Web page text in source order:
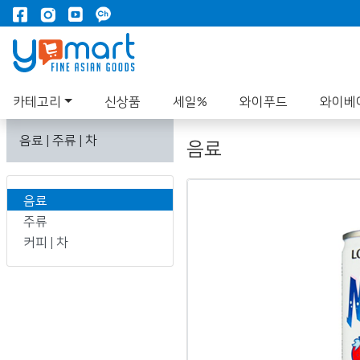
카테고리 신상품 세일% 와이푸드 와이베
음료 | 주류 | 차
음료
주류
커피 | 차
음료